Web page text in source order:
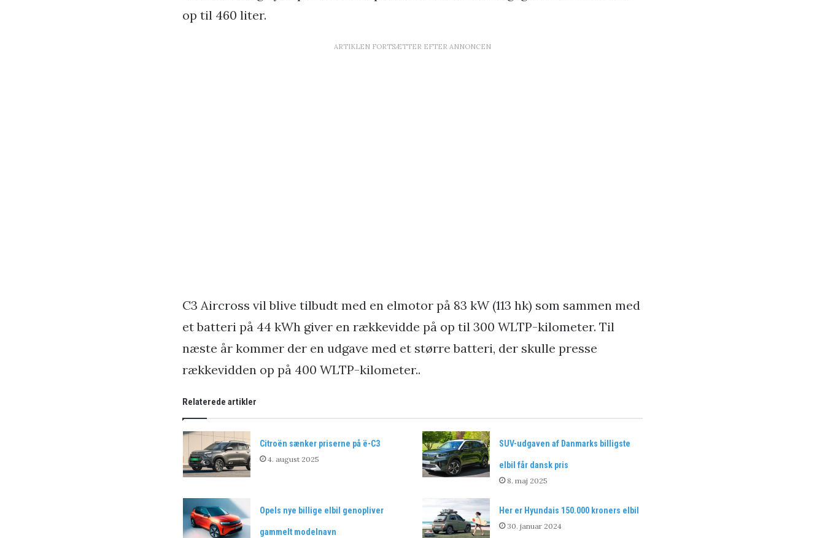
op til 460 liter.
ARTIKLEN FORTSÆTTER EFTER ANNONCEN
C3 Aircross vil blive tilbudt med en elmotor på 83 kW (113 hk) som sammen med
et batteri på 44 kWh giver en rækkevidde på op til 300 WLTP-kilometer. Til
næste år kommer der en udgave med et større batteri, der skulle presse
rækkevidden op på 400 WLTP-kilometer..
Relaterede artikler
Citroën sænker priserne på ë-C3
4. august 2025
SUV-udgaven af Danmarks billigste
elbil får dansk pris
8. maj 2025
Opels nye billige elbil genopliver
gammelt modelnavn
Her er Hyundais 150.000 kroners elbil
30. januar 2024